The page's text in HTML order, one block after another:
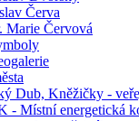
Červa
Marie Červová
Dub, Kněžičky -
- Místní energetická